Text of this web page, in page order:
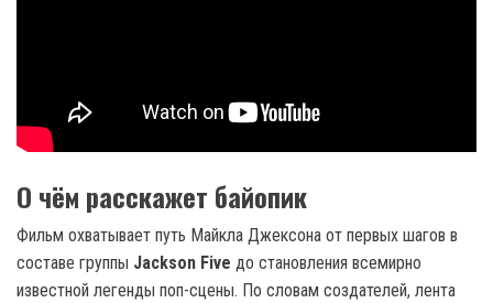
О чём расскажет байопик
Фильм охватывает путь Майкла Джексона от первых шагов в
составе группы Jackson Five до становления всемирно
известной легенды поп-сцены. По словам создателей, лента